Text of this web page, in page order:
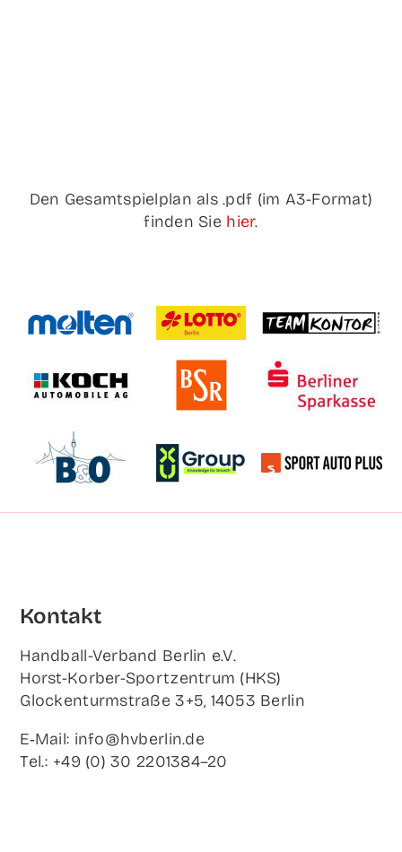
Den Gesamt­spiel­plan als .pdf (im A3-For­mat)
fin­den Sie hier.
Kon­takt
Hand­ball-Ver­band Ber­lin e.V.
Horst-Korb­er-Sport­zen­trum (HKS)
Glo­cken­turm­stra­ße 3+5, 14053 Berlin
E‑Mail: info@hvberlin.de
Tel.: +49 (0) 30 2201384–20